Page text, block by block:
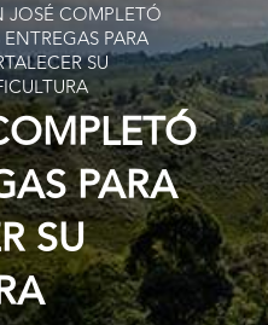
JOSÉ COMPLETÓ
ENTREGAS PARA
SU
PARA
SU